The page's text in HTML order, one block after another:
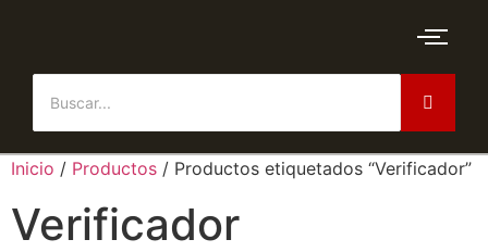
Inicio / Productos / Productos etiquetados “Verificador”
Verificador